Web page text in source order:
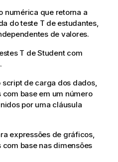
numérica que retorna a
do teste T de estudantes,
de valores.
T de Student com
de carga dos dados,
base em um número
por uma cláusula
expressões de gráficos,
base nas dimensões